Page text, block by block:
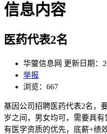
信息内容
医药代表2名
华蓥信息网 更新日期：
举报
浏览：667
基因公司招聘医药代表2名，
岁之间，男女均可，需要具
有医学资质的优先，底薪+绩